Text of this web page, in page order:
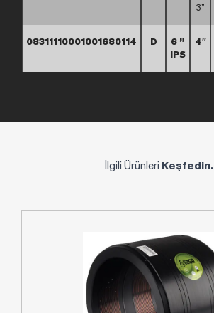
3”
08311110001001680114 D
6 ”
IPS
4″
İlgili Ürünleri Keşfedin.